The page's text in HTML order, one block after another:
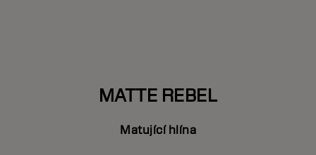
MATTE REBEL
Matující hlína